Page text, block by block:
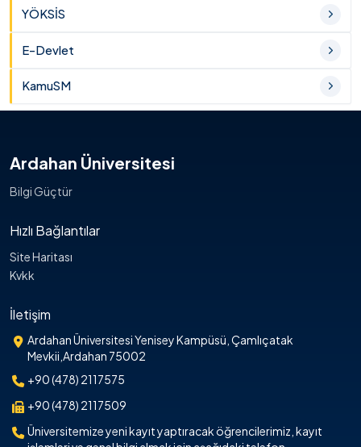
YÖKSİS
E-Devlet
KamuSM
Ardahan Üniversitesi
Bilgi Güçtür
Hızlı Bağlantılar
Site Haritası
Kvkk
İletişim
Ardahan Üniversitesi Yenisey Kampüsü, Çamlıçatak
Mevkii,Ardahan 75002
+90 (478) 2117575
+90 (478) 2117509
Üniversitemize yeni kayıt yaptıracak öğrencilerimiz, kayıt